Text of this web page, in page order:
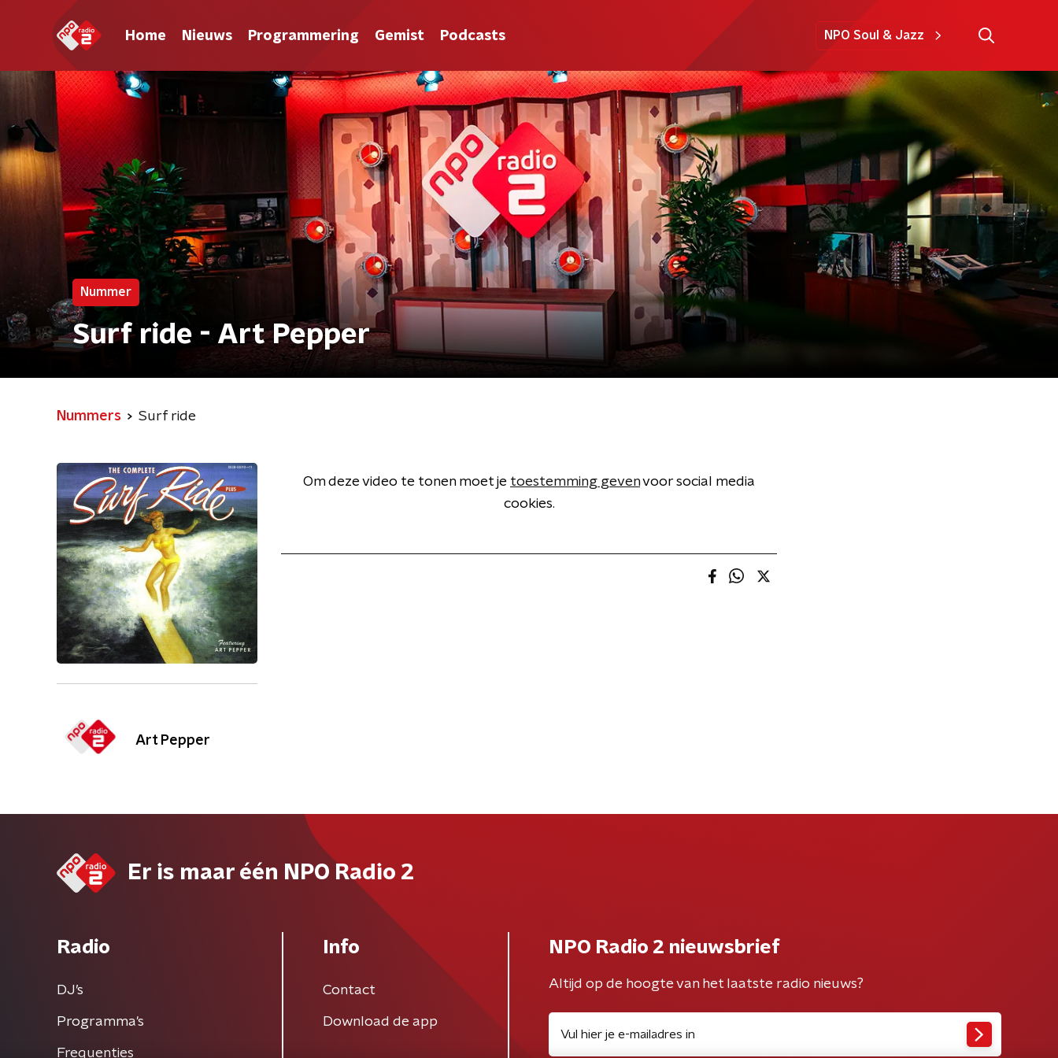
Home Nieuws Programmering Gemist Podcasts NPO Soul & Jazz
Nummer
Surf ride - Art Pepper
Nummers Surf ride
Art Pepper
Om deze video te tonen moet je toestemming gevenvoor social media
cookies.
Er is maar één NPO Radio 2
Radio
DJ’s
Programma's
Frequenties
Info
Contact
Download de app
NPO Radio 2 nieuwsbrief
Altijd op de hoogte van het laatste radio nieuws?